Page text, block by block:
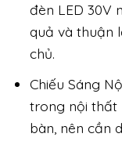
đèn LED 30V
quả và thuận
chủ.
Chiếu Sáng
trong nội thất
bàn, nên cần